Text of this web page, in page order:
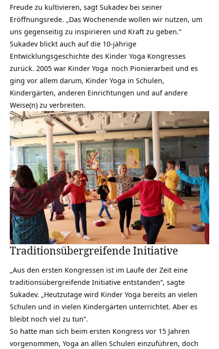
Freude zu kultivieren, sagt Sukadev bei seiner
Eröffnungsrede. „Das Wochenende wollen wir nutzen, um
uns gegenseitig zu inspirieren und Kraft zu geben.“
Sukadev blickt auch auf die 10-jährige
Entwicklungsgeschichte des Kinder Yoga Kongresses
zurück. 2005 war Kinder Yoga noch Pionierarbeit und es
ging vor allem darum, Kinder Yoga in Schulen,
Kindergärten, anderen Einrichtungen und auf andere
Weise(n) zu verbreiten.
Traditionsübergreifende Initiative
„Aus den ersten Kongressen ist im Laufe der Zeit eine
traditionsübergreifende Initiative entstanden“, sagte
Sukadev. „Heutzutage wird Kinder Yoga bereits an vielen
Schulen und in vielen Kindergärten unterrichtet. Aber es
bleibt noch viel zu tun“.
So hatte man sich beim ersten Kongress vor 15 Jahren
vorgenommen, Yoga an allen Schulen einzuführen, doch